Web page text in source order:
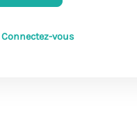
Connectez-vous